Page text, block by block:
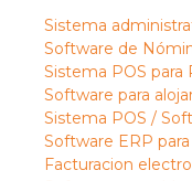
Sistema
Software de
Sistema POS para
Software para
Sistema POS /
Software ERP
Facturacion